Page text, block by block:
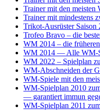
Trainer mit den meisten
Trainer mit mindestens
Trikot-Ausrüster Saison
Trofeo Bravo – die
WM 2014 – die
WM 2014 — Alle WM-
WM 2022 – Spielplan
WM-Abschneiden der
WM-Spiele mit den
WM-Spielplan 2010
— garantiert immun
WM-Spielplan 2011